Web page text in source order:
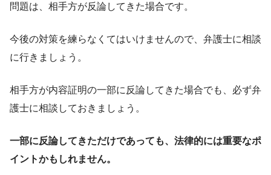
問題は、相手方が反論してきた場合です。
今後の対策を練らなくてはいけませんので、弁護士に相談
に行きましょう。
相手方が内容証明の一部に反論してきた場合でも、必ず弁
護士に相談しておきましょう。
一部に反論してきただけであっても、法律的には重要なポ
イントかもしれません。